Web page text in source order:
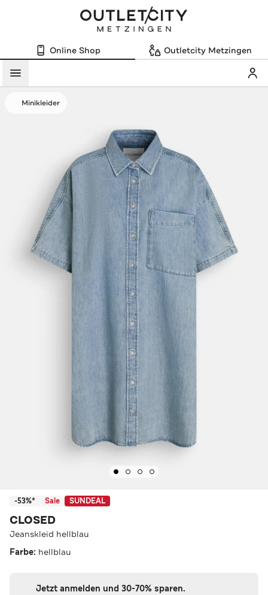
Online Shop Outletcity Metzingen
Menü
Minikleider
-53%* Sale SUNDEAL
CLOSED
Jeanskleid hellblau
Farbe: hellblau
Jetzt anmelden und 30-70% sparen.